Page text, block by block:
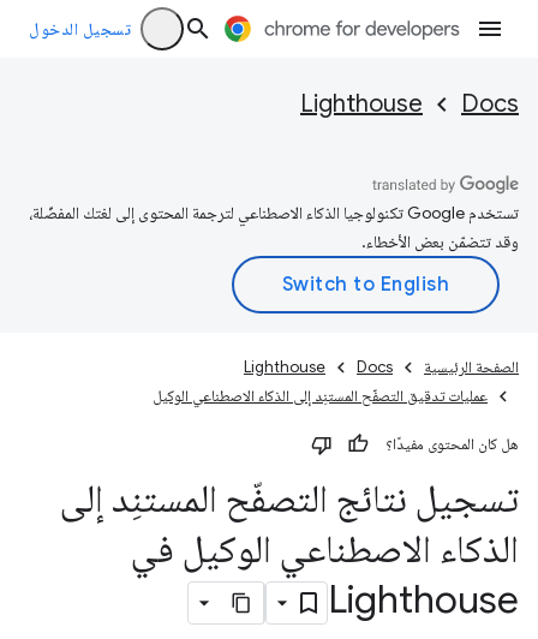
تسجيل الدخول
Docs
Lighthouse
تستخدم Google تكنولوجيا الذكاء الاصطناعي لترجمة المحتوى إلى لغتك المفضّلة،
وقد تتضمّن بعض الأخطاء.
الصفحة الرئيسية Docs
Lighthouse
عمليات تدقيق التصفّح المستنِد إلى الذكاء الاصطناعي الوكيل
هل كان المحتوى مفيدًا؟
تسجيل نتائج التصفّح المستنِد إلى
الذكاء الاصطناعي الوكيل في
Lighthouse